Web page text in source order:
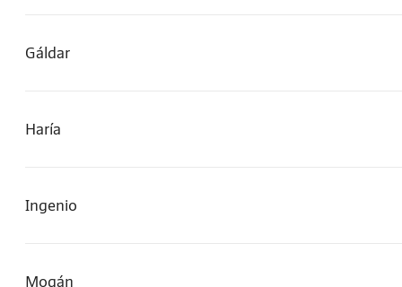
Gáldar
Haría
Ingenio
Mogán